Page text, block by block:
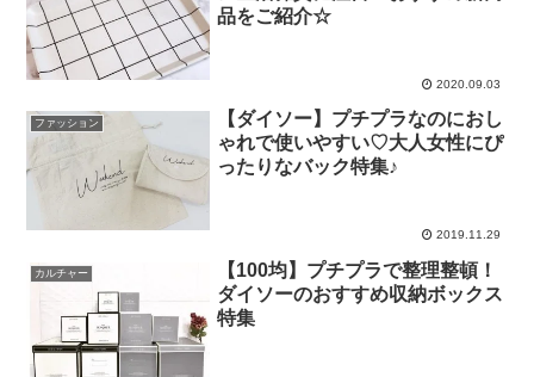
品をご紹介☆
2020.09.03
ファッション
【ダイソー】プチプラなのにおし
ゃれで使いやすい♡大人女性にぴ
ったりなバック特集♪
2019.11.29
カルチャー
【100均】プチプラで整理整頓！
ダイソーのおすすめ収納ボックス
特集